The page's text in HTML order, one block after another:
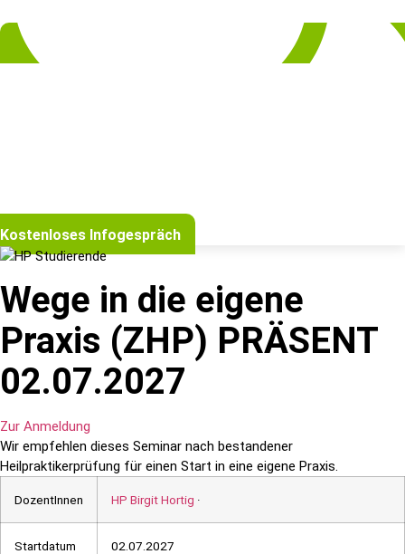
Kostenloses Infogespräch
Wege in die eigene
Praxis (ZHP) PRÄSENT
02.07.2027
Zur Anmeldung
Wir empfehlen dieses Seminar nach bestandener
Heilpraktikerprüfung für einen Start in eine eigene Praxis.
DozentInnen HP Birgit Hortig ·
Startdatum 02.07.2027